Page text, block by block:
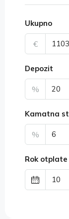
Ukupno
€
Depozit
%
Kamatna
%
Rok